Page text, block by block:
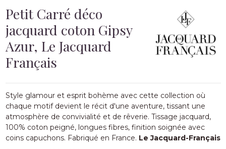
Petit Carré déco
jacquard coton Gipsy
Azur, Le Jacquard
Français
Style glamour et esprit bohème avec cette collection où
chaque motif devient le récit d'une aventure, tissant une
atmosphère de convivialité et de rêverie. Tissage jacquard,
100% coton peigné, longues fibres, finition soignée avec
coins capuchons. Fabriqué en France. Le Jacquard-Français